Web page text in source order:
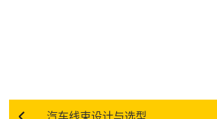
汽车线束设计与选型